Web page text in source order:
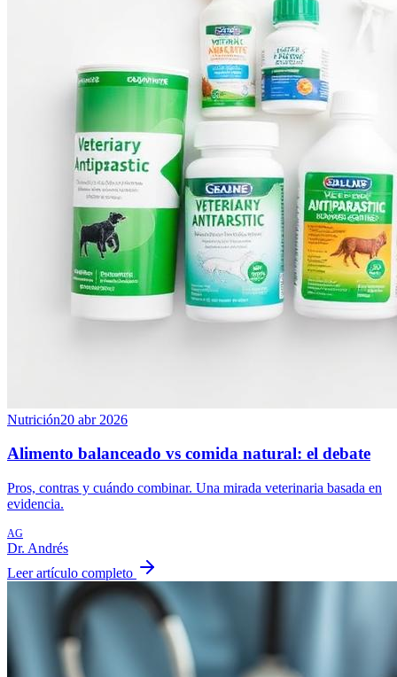
Nutrición20 abr 2026
Alimento balanceado vs comida natural: el debate
Pros, contras y cuándo combinar. Una mirada veterinaria basada en
evidencia.
AG
Dr. Andrés
Leer artículo completo